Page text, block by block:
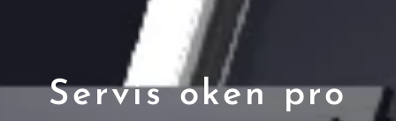
Servis oken pro